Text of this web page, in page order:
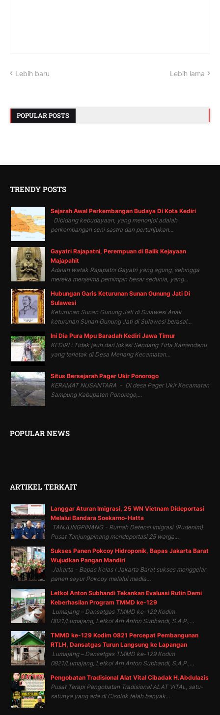
Lebih baru Lebih lama
POPULAR POSTS
TRENDY POSTS
Sejarah Awal Perkembangan Budaya Di Kota Kediri
Dibidang kebudayaan, yang menonjol adalah
perkembangan seni sastra dan pertunjukan...
Gayatri Rajapatni, Perempuan di Balik Kejayaan
Majapahit
Adalah watak Rajapatni Gayatri yang agung, sehingga
mereka menjelma pemimpin besar sedunia, yang...
Hubungan Garis Keturunan Sunan Gunung Jati Di
Sulawesi
Keturunan Sunan Gunung Jati di Sulawesi Anak
keturunan Sunan Gunung Jati di Sulawesi berasal...
Ini Dia Pura Mpu Baradah Kediri Jawa Timur
KEDIRI : Tidak jauh dari lokasi Sendang Tirta Kamandanu
yang terletak di Desa Menang Kecamatan...
Situs Bersejarah Pager Ukir Ponorogo
KERAMAT NUSANTARA - Di desa Pager Ukir Kecamatan
Sampung Kabupaten Ponorogo,...
POPULAR NEWS
ARTIKEL TERKAIT
Langgar Aturan Imigrasi, 25 WN Vietnam Dideportasi
Melalui Bandara Soekarno-Hatta
TANJUNGPINANG - Rumah Detensi Imigrasi (Rudenim)
Pusat Tanjungpinang mendeportasi 25 warga...
Sukses Panen Pokcoy Hidroponik, Bapas Jakarta Barat
Wujudkan Pangan Mandiri
Jakarta - Bapas Kelas I Jakarta Barat sukses menggelar
panen sayur Pokcoy melalui media...
Letkol Anton Subhandi Tekankan Evaluasi Rutin Demi
Keberhasilan Program TMMD ke-129
Lumajang – Dansatgas TMMD ke-129 Kodim
0821/Lumajang, Letkol Arh Anton Subhandi, S.A.P.,...
TMMD ke-129 Kodim 0821 Percepat Pembangunan
RTLH, Dansatgas Turun Langsung ke Lapangan
Lumajang – Dansatgas TMMD ke-129 Kodim
0821/Lumajang, Letkol Arh Anton Subhandi, S.A.P.,...
Pengobatan Tradisional Alat Vital Cibadak H.Abdulazis
Pusat Terapi Pengobatan Tradisional ALAT VITAL, satu-
satunya yang ada di Cisolok telah banyak...